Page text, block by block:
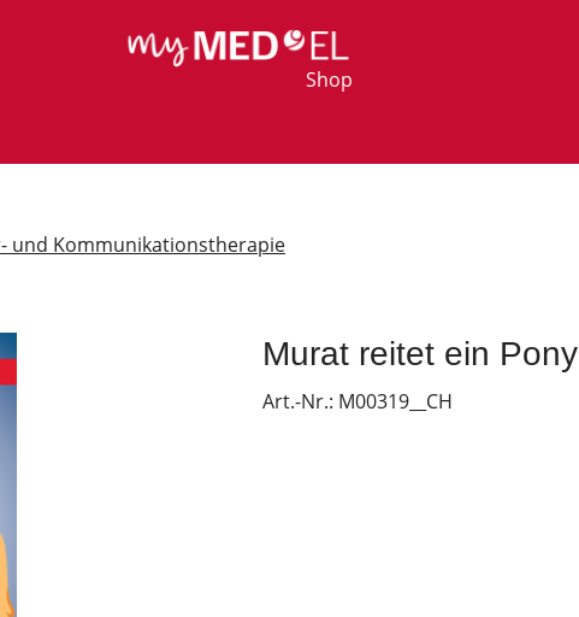
Shop
und Kommunikationstherapie
Murat reitet ein Pony
Art.-Nr.: M00319__CH